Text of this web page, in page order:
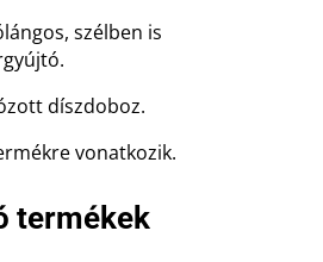
szélben is
díszdoboz.
vonatkozik.
termékek